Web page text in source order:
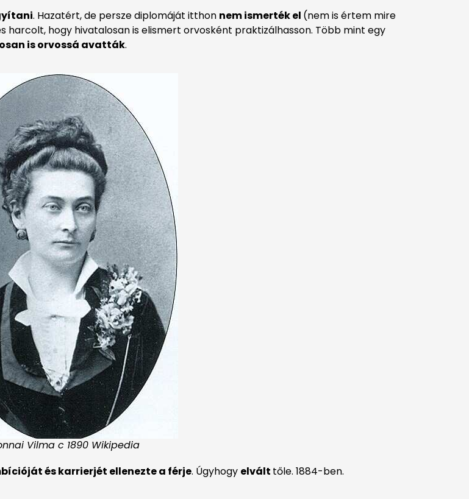
. Hazatért, de persze diplomáját itthon nem ismerték el (nem is értem mire
harcolt, hogy hivatalosan is elismert orvosként praktizálhasson. Több mint egy
is orvossá avatták.
Vilma c 1890 Wikipedia
és karrierjét ellenezte a férje. Úgyhogy elvált tőle. 1884-ben.